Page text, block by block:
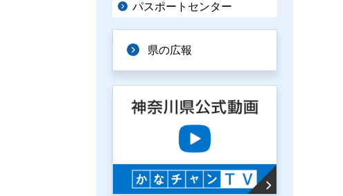
パスポートセンター
県の広報